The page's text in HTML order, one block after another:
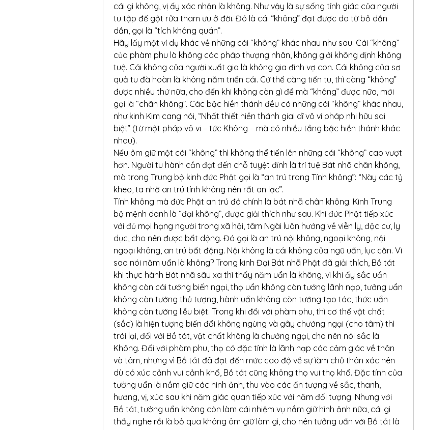
cái gì không, vị ấy xác nhận là không. Như vậy là sự sống tỉnh giác của người
tu tập để gột rửa tham ưu ở đời. Đó là cái “không” đạt được do từ bỏ dần
dần, gọi là “tích không quán”.
Hãy lấy một ví dụ khác về những cái “không” khác nhau như sau. Cái “không”
của phàm phu là không các pháp thượng nhân, không giới không định không
tuệ. Cái không của người xuất gia là không gia đình vợ con. Cái không của sơ
quả tu đà hoàn là không năm triền cái. Cứ thế càng tiến tu, thì càng “không”
được nhiều thứ nữa, cho đến khi không còn gì để mà “không” được nữa, mới
gọi là “chân không”. Các bậc hiền thánh đều có những cái “không” khác nhau,
như kinh Kim cang nói, “Nhất thiết hiền thánh giai dĩ vô vi pháp nhi hữu sai
biệt” (từ một pháp vô vi – tức Không – mà có nhiều tầng bậc hiền thánh khác
nhau).
Nếu ôm giữ một cái “không” thì không thể tiến lên những cái “không” cao vượt
hơn. Người tu hành cần đạt đến chỗ tuyệt đỉnh là trí tuệ Bát nhã chân không,
mà trong Trung bộ kinh đức Phật gọi là “an trú trong Tính không”: “Này các tỷ
kheo, ta nhờ an trú tính không nên rất an lạc”.
Tính không mà đức Phật an trú đó chính là bát nhã chân không. Kinh Trung
bộ mệnh danh là “đại không”, được giải thích như sau. Khi đức Phật tiếp xúc
với đủ mọi hạng người trong xã hội, tâm Ngài luôn hướng về viễn ly, độc cư, ly
dục, cho nên được bất dộng. Đó gọi là an trú nội không, ngoại không, nội
ngoại không, an trú bất động. Nội không là cái không của ngũ uẩn, lục căn. Vì
sao nói năm uẩn là không? Trong kinh Đại Bát nhã Phật đã giải thích, Bồ tát
khi thực hành Bát nhã sâu xa thì thấy năm uẩn là không, vì khi ấy sắc uẩn
không còn cái tướng biến ngại, thọ uẩn không còn tướng lãnh nạp, tưởng uẩn
không còn tướng thủ tượng, hành uẩn không còn tướng tạo tác, thức uẩn
không còn tướng liễu biệt. Trong khi đối với phàm phu, thì cơ thể vật chất
(sắc) là hiện tượng biến đổi không ngừng và gây chướng ngại (cho tâm) thì
trái lại, đối với Bồ tát, vật chất không là chướng ngại, cho nên nói sắc là
Không. Đối với phàm phu, thọ có đặc tính là lãnh nạp các cảm giác về thân
và tâm, nhưng vì Bồ tát đã đạt đến mức cao độ về sự ìàm chủ thân xác nên
dù có xúc cảnh vui cảnh khổ, Bồ tát cũng không thọ vui thọ khổ. Đặc tính của
tưởng uẩn là nắm giữ các hình ảnh, thu vào các ấn tượng về sắc, thanh,
hương, vị, xúc sau khi năm giác quan tiếp xúc với năm đối tượng. Nhưng với
Bồ tát, tưởng uẩn không còn làm cái nhiệm vụ nắm giữ hình ảnh nữa, cái gì
thấy nghe rồi là bỏ qua không ôm giữ làm gì, cho nên tưởng uẩn với Bồ tát là